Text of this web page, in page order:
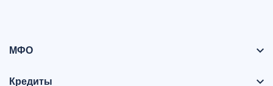
МФО
Кредиты